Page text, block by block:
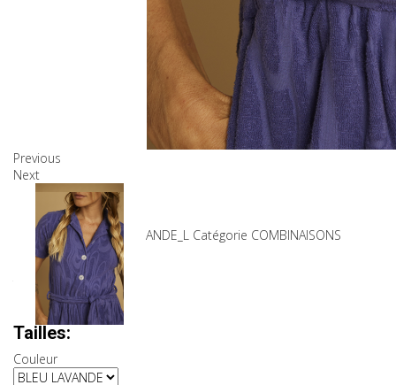
Previous
Next
Produits associés
7-35523_BLEU LAVANDE_L Catégorie COMBINAISONS
145,00 €
101,50 € Gagnez 30%
Couleurs:
Tailles:
Couleur